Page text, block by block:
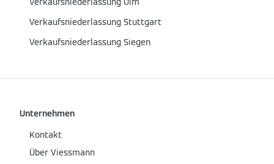
Verkaufsniederlassung Stuttgart
Verkaufsniederlassung Siegen
Unternehmen
Kontakt
Über Viessmann